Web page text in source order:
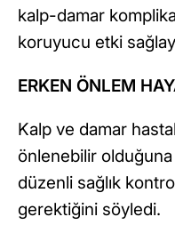
kalp-damar
koruyucu etki
ERKEN ÖNLEM
Kalp ve damar
önlenebilir
düzenli sağlık
gerektiğini söyledi.